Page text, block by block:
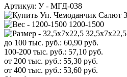
Артикул: У - МГД-038
1200-1500
32,5х7х22,5
до 100 тыс. руб.: 60,90 руб.
100-200 тыс. руб.: 57,10 руб.
от 200 тыс. руб.: 55,30 руб.
от 400 тыс. руб.: 53,60 руб.